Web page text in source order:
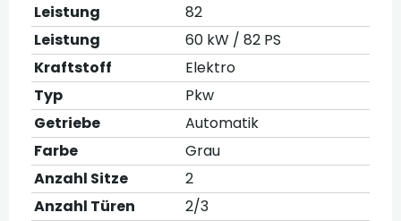
Leistung
82
Leistung
60 kW / 82 PS
Kraftstoff
Elektro
Typ
Pkw
Getriebe
Automatik
Farbe
Grau
Anzahl Sitze
2
Anzahl Türen
2/3